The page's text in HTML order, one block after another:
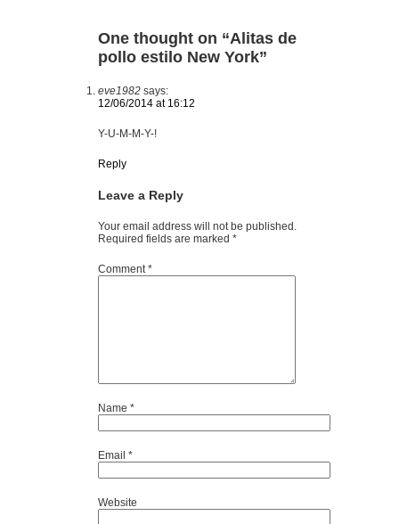
One thought on “Alitas de
pollo estilo New York”
eve1982 says:
12/06/2014 at 16:12
Y-U-M-M-Y-!
Reply
Leave a Reply
Your email address will not be published.
Required fields are marked *
Comment*
Name *
Email *
Website